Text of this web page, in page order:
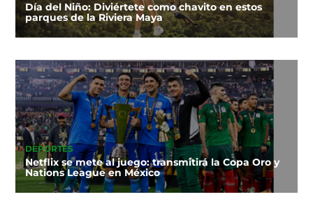
Día del Niño: Diviértete como chavito en estos
parques de la Riviera Maya
DEPORTES
Netflix se mete al juego: transmitirá la Copa Oro y
Nations League en México